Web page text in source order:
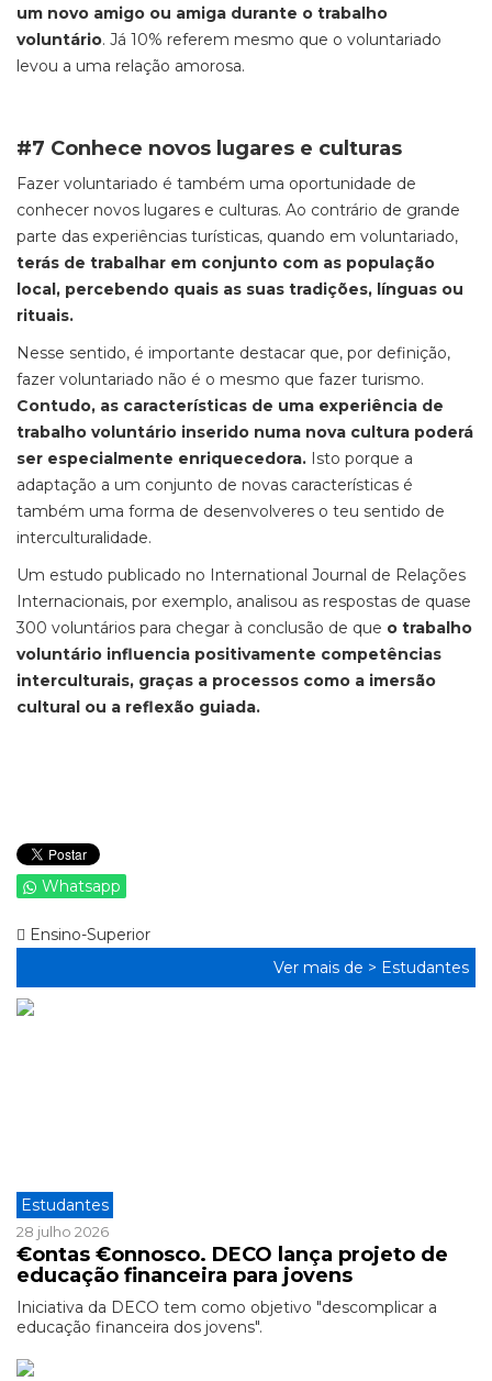
um novo amigo ou amiga durante o trabalho
voluntário. Já 10% referem mesmo que o voluntariado
levou a uma relação amorosa.
#7 Conhece novos lugares e culturas
Fazer voluntariado é também uma oportunidade de
conhecer novos lugares e culturas. Ao contrário de grande
parte das experiências turísticas, quando em voluntariado,
terás de trabalhar em conjunto com as população
local, percebendo quais as suas tradições, línguas ou
rituais.
Nesse sentido, é importante destacar que, por definição,
fazer voluntariado não é o mesmo que fazer turismo.
Contudo, as características de uma experiência de
trabalho voluntário inserido numa nova cultura poderá
ser especialmente enriquecedora. Isto porque a
adaptação a um conjunto de novas características é
também uma forma de desenvolveres o teu sentido de
interculturalidade.
Um estudo publicado no International Journal de Relações
Internacionais, por exemplo, analisou as respostas de quase
300 voluntários para chegar à conclusão de que o trabalho
voluntário influencia positivamente competências
interculturais, graças a processos como a imersão
cultural ou a reflexão guiada.
Whatsapp
Ensino-Superior
Ver mais de > Estudantes
Estudantes
28 julho 2026
€ontas €onnosco. DECO lança projeto de
educação financeira para jovens
Iniciativa da DECO tem como objetivo "descomplicar a
educação financeira dos jovens".